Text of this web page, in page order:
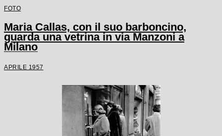
FOTO
Maria Callas, con il suo barboncino,
guarda una vetrina in via Manzoni a
Milano
APRILE 1957